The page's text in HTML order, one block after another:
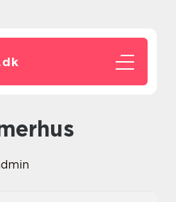
dk